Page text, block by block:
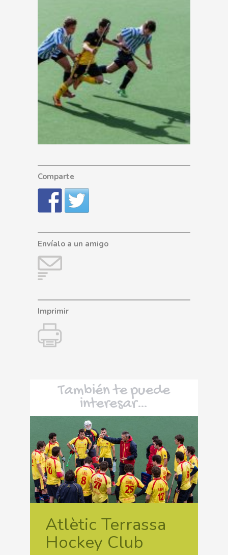
Comparte
Envíalo a un amigo
Imprimir
También te puede
interesar…
Atlètic Terrassa
Hockey Club